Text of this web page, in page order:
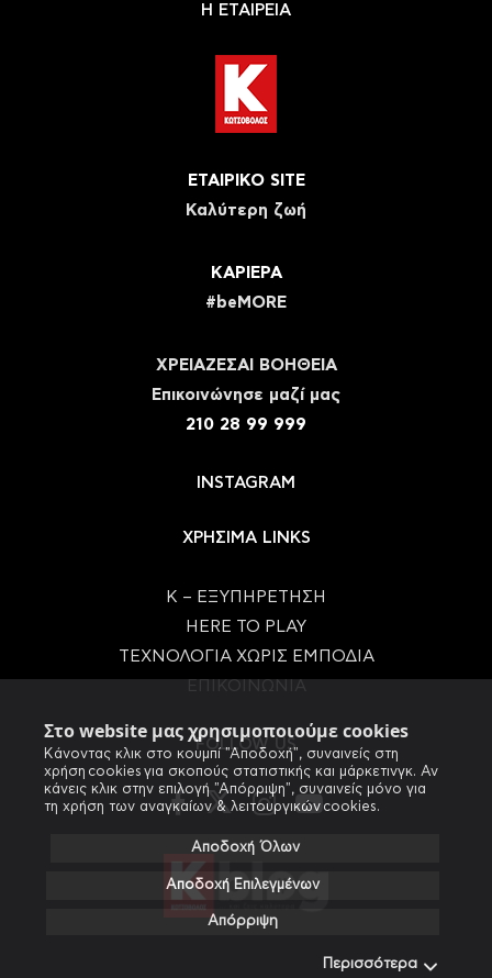
Στο website μας χρησιμοποιούμε cookies
Κάνοντας κλικ στο κουμπί "Αποδοχή", συναινείς στη
χρήση cookies για σκοπούς στατιστικής και μάρκετινγκ. Αν
κάνεις κλικ στην επιλογή "Απόρριψη", συναινείς μόνο για
τη χρήση των αναγκαίων & λειτουργικών cookies.
Αποδοχή Όλων
Αποδοχή Επιλεγμένων
Απόρριψη
Περισσότερα
Η ΕΤΑΙΡΕΙΑ
ΕΤΑΙΡΙΚΟ SITE
Καλύτερη ζωή
ΚΑΡΙΕΡΑ
#beMORE
ΧΡΕΙΑΖΕΣΑΙ ΒΟΗΘΕΙΑ
Eπικοινώνησε μαζί μας
210 28 99 999
INSTAGRAM
ΧΡΗΣΙΜΑ LINKS
Κ – ΕΞΥΠΗΡΕΤΗΣΗ
HERE TO PLAY
ΤΕΧΝΟΛΟΓΙΑ ΧΩΡΙΣ ΕΜΠΟΔΙΑ
FOLLOW US